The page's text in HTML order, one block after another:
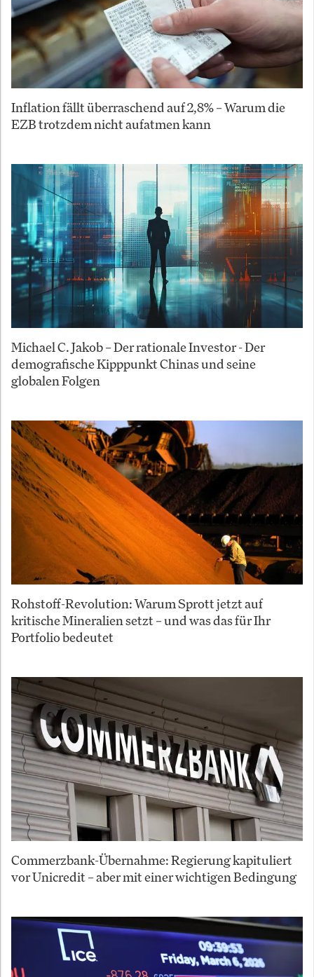
Inflation fällt überraschend auf 2,8% – Warum die
EZB trotzdem nicht aufatmen kann
Michael C. Jakob – Der rationale Investor - Der
demografische Kipppunkt Chinas und seine
globalen Folgen
Rohstoff-Revolution: Warum Sprott jetzt auf
kritische Mineralien setzt – und was das für Ihr
Portfolio bedeutet
Commerzbank-Übernahme: Regierung kapituliert
vor Unicredit – aber mit einer wichtigen Bedingung